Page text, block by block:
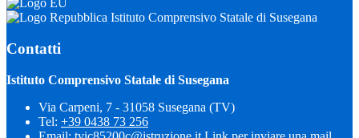
Istituto Comprensivo Statale di Susegana
Contatti
Istituto Comprensivo Statale di Susegana
Via Carpeni, 7 - 31058 Susegana (TV)
Tel: +39 0438 73 256